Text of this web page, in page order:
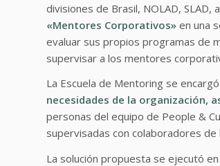
divisiones de Brasil, NOLAD, SLAD,
«Mentores Corporativos» en una
evaluar sus propios programas de
supervisar a los mentores
La Escuela de Mentoring se
necesidades de la organización,
personas del equipo de People &
supervisadas con colaboradores
La solución propuesta se ejecutó